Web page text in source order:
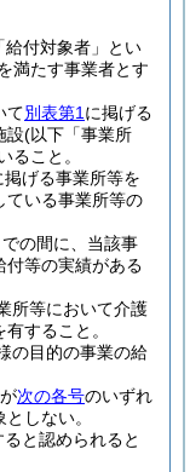
給付対象者」とい
満たす事業者とす
て別表第1 に掲げる
設(以下「事業所
ること。
掲げる事業所等を
ている事業所等の
の間に、当該事
付等の実績がある
所等において介護
すること。
の目的の事業の給
次の各号のいずれ
しない。
と認められると